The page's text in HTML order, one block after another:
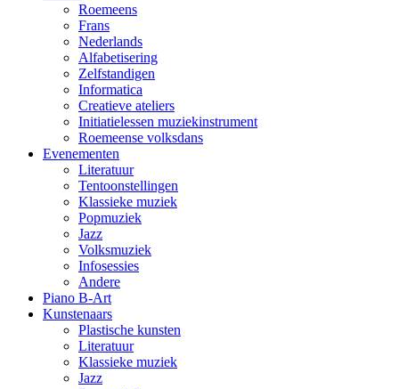
Roemeens
Frans
Nederlands
Alfabetisering
Zelfstandigen
Informatica
Creatieve ateliers
Initiatielessen muziekinstrument
Roemeense volksdans
Evenementen
Literatuur
Tentoonstellingen
Klassieke muziek
Popmuziek
Jazz
Volksmuziek
Infosessies
Andere
Piano B-Art
Kunstenaars
Plastische kunsten
Literatuur
Klassieke muziek
Jazz